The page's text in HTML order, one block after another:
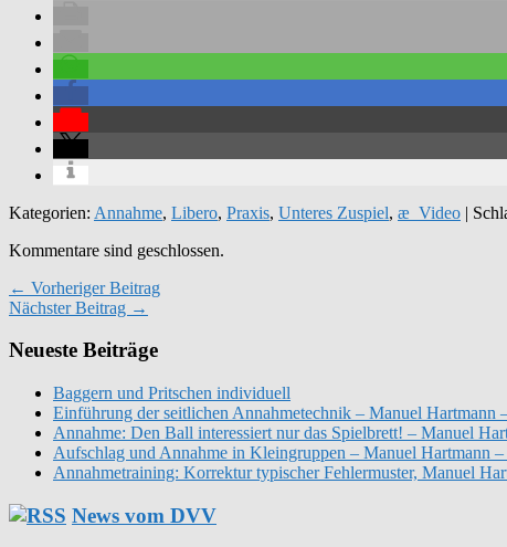
Kategorien: Annahme, Libero, Praxis, Unteres Zuspiel, æ_Video |
Kommentare sind geschlossen.
← Vorheriger Beitrag
Nächster Beitrag →
Neueste Beiträge
Baggern und Pritschen individuell
Einführung der seitlichen Annahmetechnik – Manuel
Annahme: Den Ball interessiert nur das Spielbrett! – Manuel
Aufschlag und Annahme in Kleingruppen – Manuel Hartmann
Annahmetraining: Korrektur typischer Fehlermuster, Manuel
News vom DVV